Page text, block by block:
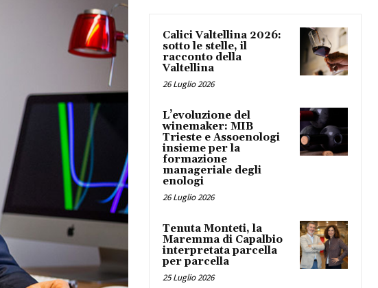
Calici Valtellina 2026:
sotto le stelle, il
racconto della
Valtellina
26 Luglio 2026
L’evoluzione del
winemaker: MIB
Trieste e Assoenologi
insieme per la
formazione
manageriale degli
enologi
26 Luglio 2026
Tenuta Monteti, la
Maremma di Capalbio
interpretata parcella
per parcella
25 Luglio 2026